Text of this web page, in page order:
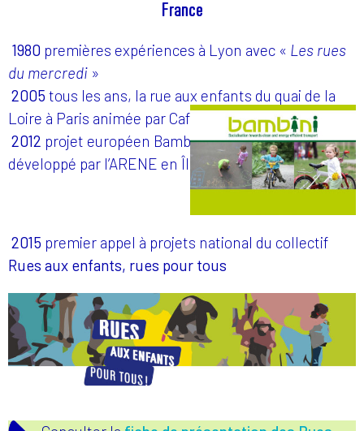
France
1980 premières expériences à Lyon avec « Les rues
du mercredi »
2005 tous les ans, la rue aux enfants du quai de la
Loire à Paris animée par Cafézoïde
2012 projet européen Bambini «Rues pour enfants »
développé par l’ARENE en Île-de-France
2015 premier appel à projets national du collectif
Rues aux enfants, rues pour tous